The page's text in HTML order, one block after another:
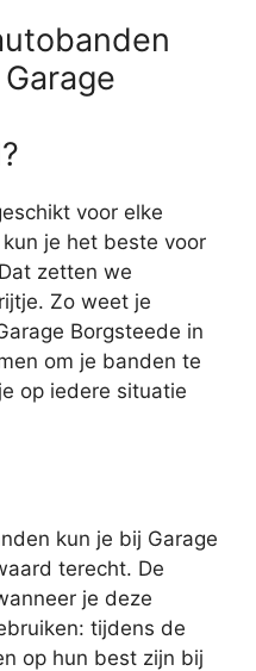
voor elke
je het beste voor
zetten we
Zo weet je
Borgsteede in
om je banden te
op iedere situatie
kun je bij Garage
terecht. De
je deze
tijdens de
op hun best zijn bij